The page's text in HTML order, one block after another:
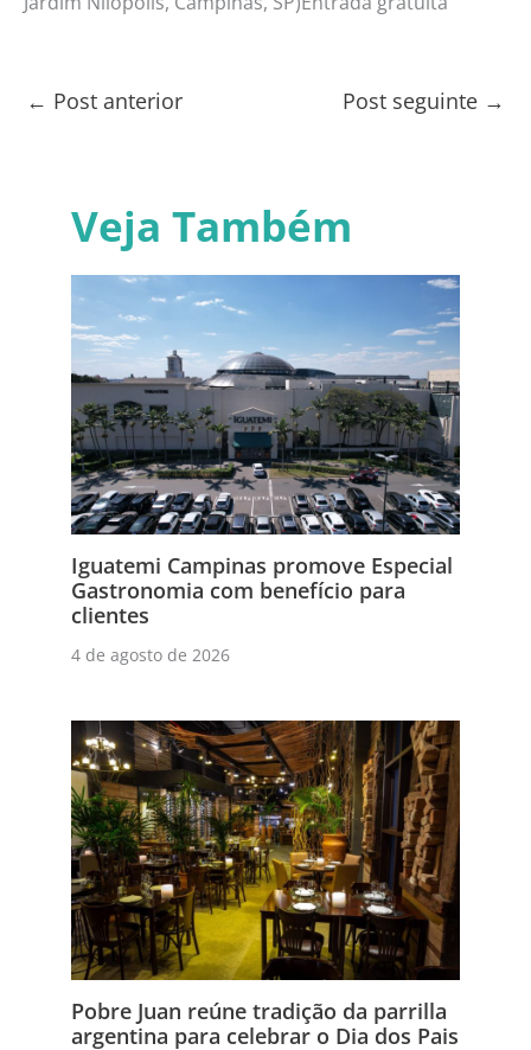
← Post anterior Post seguinte →
Veja Também
Iguatemi Campinas promove Especial
Gastronomia com benefício para
clientes
4 de agosto de 2026
Pobre Juan reúne tradição da parrilla
argentina para celebrar o Dia dos Pais